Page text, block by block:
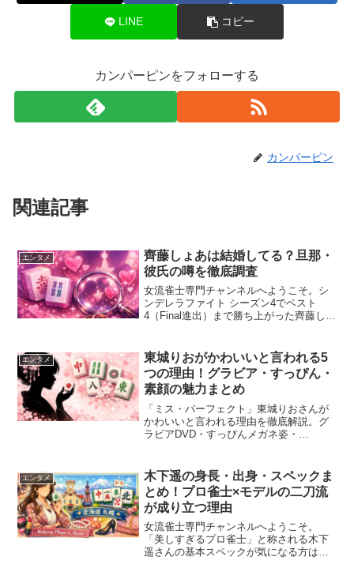
LINE コピー
カンパーピンをフォローする
カンパーピン
関連記事
エンタメ
齊藤しょあは結婚してる？旦那・
彼氏の噂を徹底調査
女流雀士専門チャンネルへようこそ。シ
ンデレラファイト シーズン4でベスト
4（Final進出）まで勝ち上がった齊藤しょ
活、とくに結婚や彼氏が気になって検索
すると、なぜか...
エンタメ
東城りおがかわいいと言われる5
つの理由！グラビア・すっぴん・
素顔の魅力まとめ
「ミス・パーフェクト」東城りおさんが
かわいいと言われる理由を徹底解説。グ
ラビアDVD・すっぴんメガネ姿・
エンタメ
木下遥の身長・出身・スペックま
とめ！プロ雀士×モデルの二刀流
が成り立つ理由
女流雀士専門チャンネルへようこそ。
「美しすぎるプロ雀士」と称される木下
遥さんの基本スペックが気になる方は多